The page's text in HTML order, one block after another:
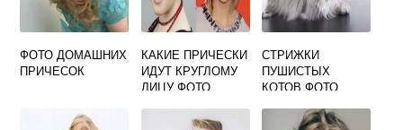
ФОТО ДОМАШНИХ
ПРИЧЕСОК
КАКИЕ ПРИЧЕСКИ
ИДУТ КРУГЛОМУ
ЛИЦУ ФОТО
СТРИЖКИ
ПУШИСТЫХ
КОТОВ ФОТО